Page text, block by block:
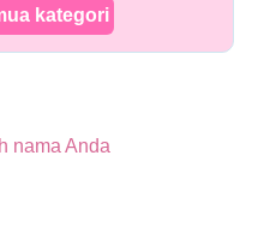
kategori
nama Anda